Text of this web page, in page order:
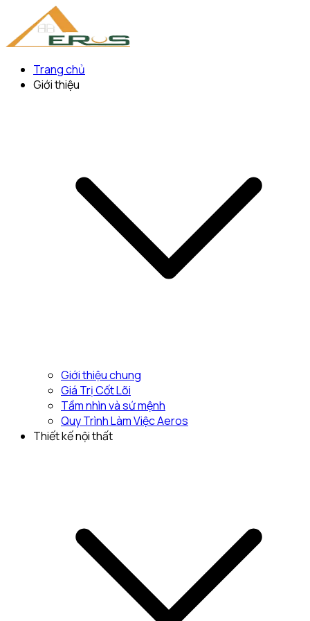
Trang chủ
Giới thiệu
Giới thiệu chung
Giá Trị Cốt Lõi
Tầm nhìn và sứ mệnh
Quy Trình Làm Việc Aeros
Thiết kế nội thất